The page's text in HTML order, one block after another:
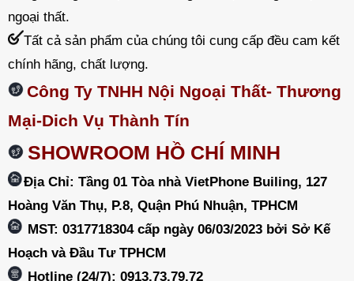
ngoại thất.
Tất cả sản phẩm của chúng tôi cung cấp đều cam kết
chính hãng, chất lượng.
Công Ty TNHH Nội Ngoại Thất- Thương
Mại-Dich Vụ Thành Tín
SHOWROOM HỒ CHÍ MINH
Địa Chỉ: Tầng 01 Tòa nhà VietPhone Builing, 127
Hoàng Văn Thụ, P.8, Quận Phú Nhuận, TPHCM
MST: 0317718304 cấp ngày 06/03/2023 bởi Sở Kế
Hoạch và Đầu Tư TPHCM
Hotline (24/7): 0913.73.79.72